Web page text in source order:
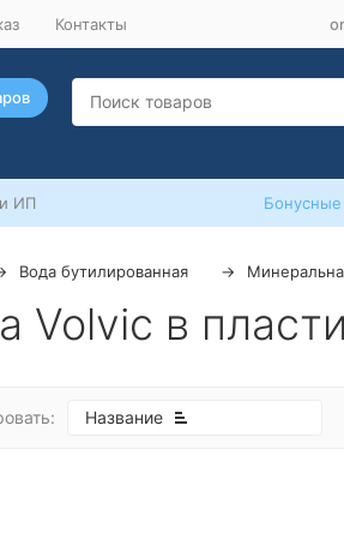
Контакты
ИП
Вода бутилированная
Volvic в
Название